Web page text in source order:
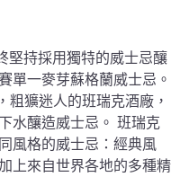
堅持採用獨特的威士忌釀
單一麥芽蘇格蘭威士忌。
粗獷迷人的班瑞克酒廠，
水釀造威士忌。 班瑞克
風格的威士忌：經典風
上來自世界各地的多種精